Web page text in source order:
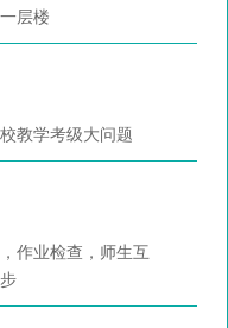
层楼
教学考级大问题
作业检查，师生互